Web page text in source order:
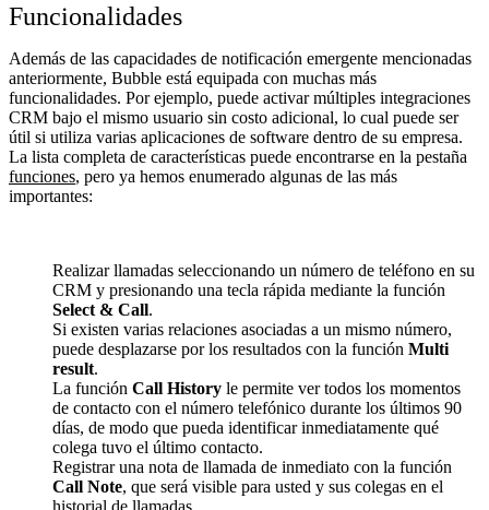
Funcionalidades
Además de las capacidades de notificación emergente mencionadas
anteriormente, Bubble está equipada con muchas más
funcionalidades. Por ejemplo, puede activar múltiples integraciones
CRM bajo el mismo usuario sin costo adicional, lo cual puede ser
útil si utiliza varias aplicaciones de software dentro de su empresa.
La lista completa de características puede encontrarse en la pestaña
funciones, pero ya hemos enumerado algunas de las más
importantes:
Realizar llamadas seleccionando un número de teléfono en su
CRM y presionando una tecla rápida mediante la función
Select & Call.
Si existen varias relaciones asociadas a un mismo número,
puede desplazarse por los resultados con la función Multi
result.
La función Call History le permite ver todos los momentos
de contacto con el número telefónico durante los últimos 90
días, de modo que pueda identificar inmediatamente qué
colega tuvo el último contacto.
Registrar una nota de llamada de inmediato con la función
Call Note, que será visible para usted y sus colegas en el
historial de llamadas.